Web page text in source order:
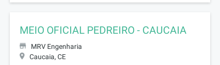
MEIO OFICIAL PEDREIRO - CAUCAIA
MRV Engenharia
Caucaia, CE